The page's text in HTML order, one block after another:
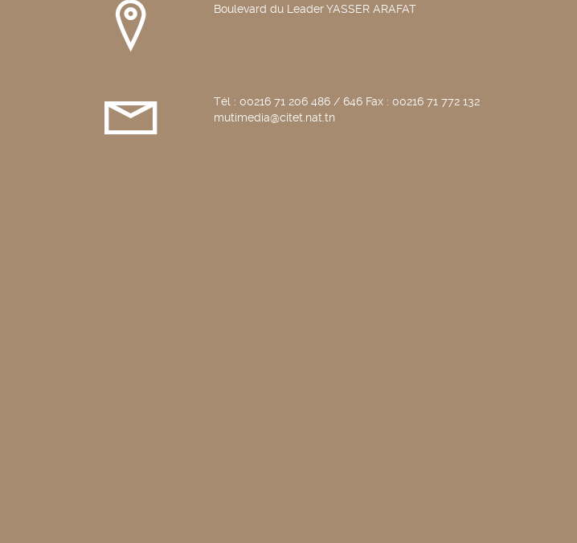
Boulevard du Leader YASSER ARAFAT
Tél : 00216 71 206 486 / 646 Fax : 00216 71 772 132
mutimedia@citet.nat.tn